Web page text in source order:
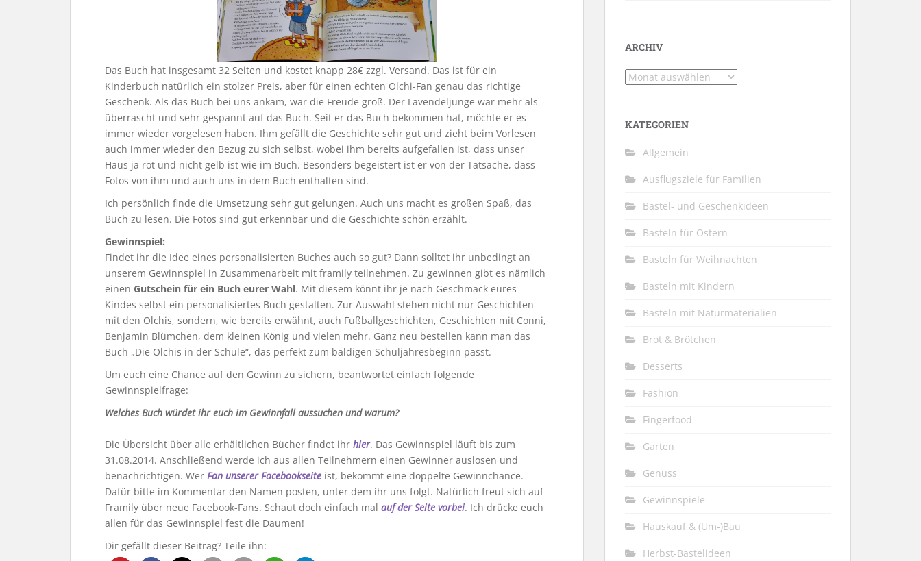
Das Buch hat insgesamt 32 Seiten und kostet knapp 28€ zzgl. Versand. Das ist für ein
Kinderbuch natürlich ein stolzer Preis, aber für einen echten Olchi-Fan genau das richtige
Geschenk. Als das Buch bei uns ankam, war die Freude groß. Der Lavendeljunge war mehr als
überrascht und sehr gespannt auf das Buch. Seit er das Buch bekommen hat, möchte er es
immer wieder vorgelesen haben. Ihm gefällt die Geschichte sehr gut und zieht beim Vorlesen
auch immer wieder den Bezug zu sich selbst, wobei ihm bereits aufgefallen ist, dass unser
Haus ja rot und nicht gelb ist wie im Buch. Besonders begeistert ist er von der Tatsache, dass
Fotos von ihm und auch uns in dem Buch enthalten sind.
Ich persönlich finde die Umsetzung sehr gut gelungen. Auch uns macht es großen Spaß, das
Buch zu lesen. Die Fotos sind gut erkennbar und die Geschichte schön erzählt.
Gewinnspiel:
Findet ihr die Idee eines personalisierten Buches auch so gut? Dann solltet ihr unbedingt an
unserem Gewinnspiel in Zusammenarbeit mit framily teilnehmen. Zu gewinnen gibt es nämlich
einen Gutschein für ein Buch eurer Wahl. Mit diesem könnt ihr je nach Geschmack eures
Kindes selbst ein personalisiertes Buch gestalten. Zur Auswahl stehen nicht nur Geschichten
mit den Olchis, sondern, wie bereits erwähnt, auch Fußballgeschichten, Geschichten mit Conni,
Benjamin Blümchen, dem kleinen König und vielen mehr. Ganz neu bestellen kann man das
Buch „Die Olchis in der Schule“, das perfekt zum baldigen Schuljahresbeginn passt.
Um euch eine Chance auf den Gewinn zu sichern, beantwortet einfach folgende
Gewinnspielfrage:
Welches Buch würdet ihr euch im Gewinnfall aussuchen und warum?
Die Übersicht über alle erhältlichen Bücher findet ihr hier. Das Gewinnspiel läuft bis zum
31.08.2014. Anschließend werde ich aus allen Teilnehmern einen Gewinner auslosen und
benachrichtigen. Wer Fan unserer Facebookseite ist, bekommt eine doppelte Gewinnchance.
Dafür bitte im Kommentar den Namen posten, unter dem ihr uns folgt. Natürlich freut sich auf
Framily über neue Facebook-Fans. Schaut doch einfach mal auf der Seite vorbei. Ich drücke euch
allen für das Gewinnspiel fest die Daumen!
Dir gefällt dieser Beitrag? Teile ihn:
ARCHIV
Archiv
KATEGORIEN
Allgemein
Ausflugsziele für Familien
Bastel- und Geschenkideen
Basteln für Ostern
Basteln für Weihnachten
Basteln mit Kindern
Basteln mit Naturmaterialien
Brot & Brötchen
Desserts
Fashion
Fingerfood
Garten
Genuss
Gewinnspiele
Hauskauf & (Um-)Bau
Herbst-Bastelideen